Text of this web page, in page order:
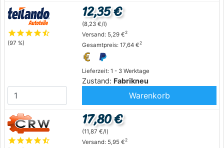
starstarstarstarstar_half
(97 %)
Lieferzeit: 1 - 3 Werktage
Zustand: Fabrikneu
12,35 €
(8,23 €/l)
Versand: 5,29 €2
Gesamtpreis: 17,64 €2
Warenkorb
starstarstarstarstar_half
17,80 €
(11,87 €/l)
Versand: 5,95 €2